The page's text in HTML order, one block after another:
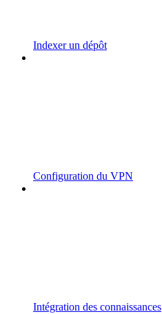
Indexer un dépôt
Configuration du VPN
Intégration des connaissances